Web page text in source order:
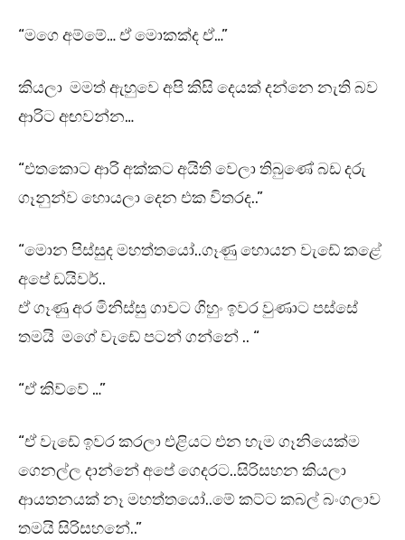
“මගෙ අම්මේ… ඒ මොකක්ද ඒ…”
කියලා මමත් ඇහුවෙ අපි කිසි දෙයක් දන්නෙ නැති බව
ආරිට අඟවන්න…
“එතකොට ආරි අක්කට අයිති වෙලා තිබුණේ බඩ දරු
ගෑනුන්ව හොයලා දෙන එක විතරද..”
“මොන පිස්සුද මහත්තයෝ..ගෑණු හොයන වැඩේ කළේ
අපේ ඩයිවර්..
ඒ ගෑණු අර මිනිස්සු ගාවට ගිහුං ඉවර වුණාට පස්සේ
තමයි මගේ වැඩේ පටන් ගන්නේ .. “
“ඒ කිව්වේ …”
“ඒ වැඩේ ඉවර කරලා එළියට එන හැම ගෑනියෙක්ම
ගෙනල්ල දාන්නේ අපේ ගෙදරට..සිරිසහන කියලා
ආයතනයක් නෑ මහත්තයෝ..මේ කට්ට කබල් බංගලාව
තමයි සිරිසහනේ..”